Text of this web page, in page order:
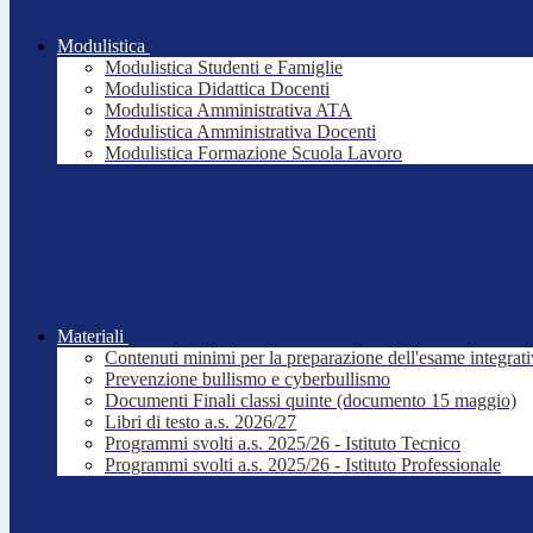
Modulistica
Modulistica Studenti e Famiglie
Modulistica Didattica Docenti
Modulistica Amministrativa ATA
Modulistica Amministrativa Docenti
Modulistica Formazione Scuola Lavoro
Materiali
Contenuti minimi per la preparazione dell'esame
Prevenzione bullismo e cyberbullismo
Documenti Finali classi quinte (documento 15 maggio)
Libri di testo a.s. 2026/27
Programmi svolti a.s. 2025/26 - Istituto Tecnico
Programmi svolti a.s. 2025/26 - Istituto Professionale